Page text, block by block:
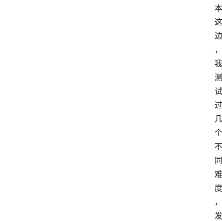
本
这
边
，
我
测
试
过
几
个
不
同
难
度
，
发